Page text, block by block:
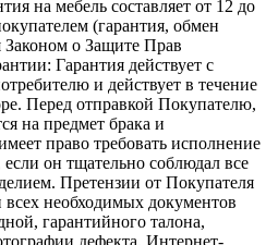
на мебель составляет от 12 до
(гарантия, обмен
Законом о Защите Прав
Гарантия действует с
и действует в течение
Перед отправкой Покупателю,
на предмет брака и
право требовать исполнение
если он тщательно соблюдал все
Претензии от Покупателя
необходимых документов
гарантийного талона,
дефекта. Интернет-